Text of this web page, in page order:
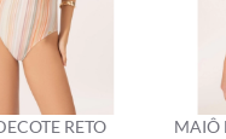
RETO
MAIÔ